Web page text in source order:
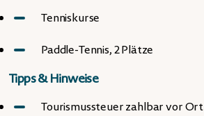
Tenniskurse
Paddle-Tennis, 2 Plätze
Tipps & Hinweise
Tourismussteuer zahlbar vor Ort